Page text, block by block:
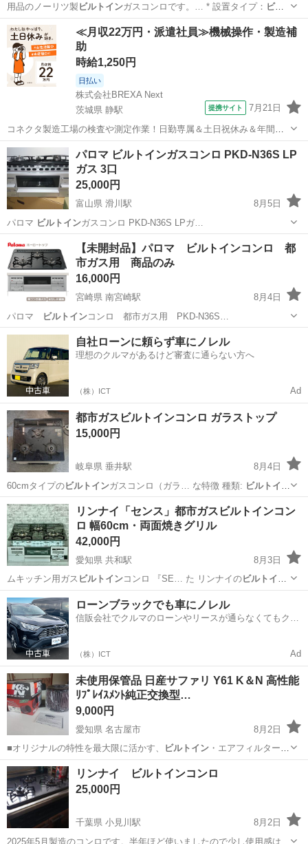
用品のノーリツ製 ビルトインガスコンロです。… * 設置タイプ： ビル
トイン* 3口ガスコ…
宮城 仙台市 長町南駅 生活家電
≪月収22万円・派遣社員≫機械操作・製造補
助
時給1,250円
日払い
株式会社BREXA Next
茨城県 静駅
提携サイト 7月21日
コネクタ製造工場の検査や測定作業！日勤専属＆土日祝休み＆年間休
日128日★クリーンルーム内作業★マイカー通勤OK＆無料駐車場あり
★就業先食堂利用可！日払い制度あり！《茨城県常陸大宮市》 人気の
工場のお仕事 ◇コネクタ製造工...
茨城 常陸大宮市 静駅 その他
パロマ ビルトインガスコンロ PKD-N36S LP
ガス 3口
25,000円
富山県 滑川駅
8月5日
パロマ ビルトインガスコンロ PKD-N36S LPガ…
富山 滑川駅 家電
【未開封品】パロマ ビルトインコンロ 都
市ガス用 商品のみ
16,000円
宮崎県 南宮崎駅
8月4日
パロマ
ビルトインコンロ 都市ガス用 PKD-N36S…
宮崎 宮崎市 南宮崎駅 その他
自社ローンに頼らず車にノレル
理想のクルマがあるけど審査に通らない方へ
（株）ICT Ad
都市ガスビルトインコンロ ガラストップ
15,000円
岐阜県 垂井駅
8月4日
60cmタイプのビルトインガスコンロ（ガラ… な特徴 種類: ビルトイン
ガスコンロ（Si…
岐阜 不破郡 垂井駅 ビルトイン
リンナイ「センス」都市ガスビルトインコン
ロ 幅60cm・両面焼きグリル
42,000円
愛知県 共和駅
8月3日
ムキッチン用ガス ビルトインコンロ 『SE… た リンナイのビルトイン
コンロです。 …
愛知 大府市 共和駅 家電
ローンブラックでも車にノレル
信販会社でクルマのローンやリースが通らなくてもクル
（株）ICT Ad
未使用保管品 日産サファリ Y61 K＆N 高性能
ﾘﾌﾟﾚｲｽﾒﾝﾄ純正交換型…
9,000円
愛知県 名古屋市
8月2日
■オリジナルの特性を最大限に活かす、
ビルトイン・エアフィルター ■
優れた濾過性能…
愛知 名古屋市 パーツ エアー
リンナイ ビルトインコンロ
25,000円
千葉県 小見川駅
8月2日
2025年5月製造のコンロです。半年ほど使いましたので少し使用感はあ